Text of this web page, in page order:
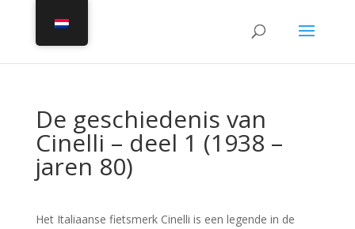
De geschiedenis van
Cinelli – deel 1 (1938 –
jaren 80)
Het Italiaanse fietsmerk Cinelli is een legende in de